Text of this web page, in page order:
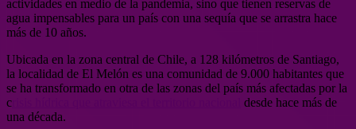
actividades en medio de la pandemia, sino que tienen reservas de
agua impensables para un país con una sequía que se arrastra hace
más de 10 años.
Ubicada en la zona central de Chile, a 128 kilómetros de Santiago,
la localidad de El Melón es una comunidad de 9.000 habitantes que
se ha transformado en otra de las zonas del país más afectadas por la
c
desde hace más de
una década.